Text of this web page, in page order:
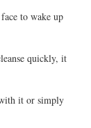
to wake up
quickly, it
it or simply